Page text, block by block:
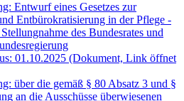
Entwurf eines Gesetzes zur
Entbürokratisierung in der Pflege -
des Bundesrates und
01.10.2025 (Dokument, Link öffnet
über die gemäß § 80 Absatz 3 und §
an die Ausschüsse überwiesenen